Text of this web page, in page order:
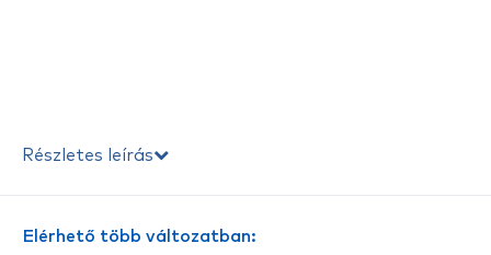
Részletes leírás
Elérhető több változatban: